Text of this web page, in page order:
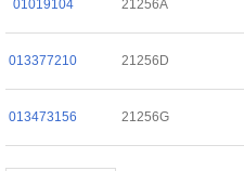
01019104 21256A
013377210 21256D
013473156 21256G